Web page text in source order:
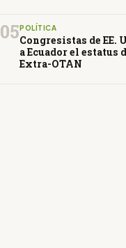
05 POLÍTICA
Congresistas de EE.
a Ecuador el
Extra-OTAN